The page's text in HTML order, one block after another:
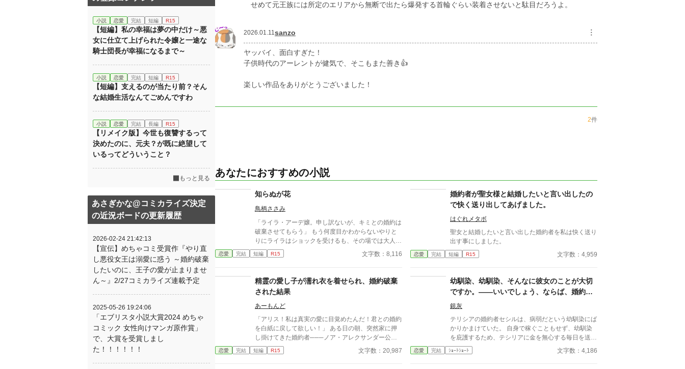
せめて元王族には所定のエリアから無断で出たら爆発する首輪ぐらい装着させないと駄目だろうよ。
2026.01.11sanzo ︙
ヤッバイ、面白すぎた！
子供時代のアーレントが健気で、そこもまた善き👍
楽しい作品をありがとうございました！
2件
あなたにおすすめの小説
知らぬが花
鳥柄ささみ
「ライラ・アーデ嬢。申し訳ないが、キミとの婚約は
破棄させてもらう」 もう何度目かわからないやりと
りにライラはショックを受けるも、その場では大人し
く受け入れる。 これでもう婚約破棄と婚約解消あわ
せて十回目。 ライラは自分に非があるのではと自分
の見る目がないのです」と義弟であるディークハルト
にいつも慰められ、支えられていた。 いつもライラ
に親身になって肯定し、そばにいてくれるディークハ
ルト。 けれど、ある日突然ディークハルトの訃報が
むライラ。 そんなライラがやっと立ち直ってきて一
年後、とある人物から縁談の話がやってくるのだっ
た。
恋愛 完結 短編 R15 文字数：8,116
婚約者が聖女様と結婚したいと言い出したの
で快く送り出してあげました。
はぐれメタボ
聖女と結婚したいと言い出した婚約者を私は快く送り
出す事にしました。
恋愛 完結 短編 R15 文字数：4,959
精霊の愛し子が濡れ衣を着せられ、婚約破棄
された結果
あーもんど
「アリス！私は真実の愛に目覚めたんだ！君との婚約
を白紙に戻して欲しい！」 ある日の朝、突然家に押
し掛けてきた婚約者───ノア・アレクサンダー公爵
令息に婚約解消を申し込まれたアリス・ベネット伯爵
令嬢。 婚約解消に同意したアリスだったが、ノアに
恋愛 完結 短編 R15 文字数：20,987
幼馴染、幼馴染、そんなに彼女のことが大切
ですか。――いいでしょう、ならば、婚約破
棄をしましょう。～病弱な幼馴染の彼女は、
銀灰
テリシアの婚約者セシルは、病弱だという幼馴染にば
かりかまけていた。 自身で稼ぐこともせず、幼馴染
を庇護するため、テシリアに金を無心する毎日を送る
セシル。 そんな関係に限界を感じ、テリシアはセシ
ルに婚約破棄を突き付けた。 テリシアに見捨てられ
恋愛 完結 ｼｮｰﾄｼｮｰﾄ 文字数：4,186
小説 恋愛 完結 短編 R15
【短編】私の幸福は夢の中だけ～悪
女に仕立て上げられた令嬢と一途な
騎士団長が幸福になるまで～
小説 恋愛 完結 短編 R15
【短編】支えるのが当たり前？そん
な結婚生活なんてごめんですわ
小説 恋愛 完結 長編 R15
【リメイク版】今世も復讐するって
決めたのに、元夫？が既に絶望して
いるってどういうこと？
もっと見る
あさぎかな@コミカライズ決定
の近況ボードの更新履歴
2026-02-24 21:42:13
【宣伝】めちゃコミ受賞作『やり直
し悪役女王は溺愛に惑う ～婚約破棄
したいのに、王子の愛が止まりませ
ん～』2/27コミカライズ連載予定
2025-05-26 19:24:06
「エブリスタ小説大賞2024 めちゃ
コミック 女性向けマンガ原作賞」
で、大賞を受賞しまし
た！！！！！！